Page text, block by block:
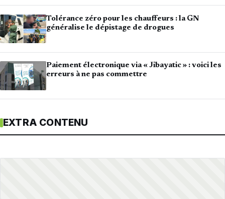
Tolérance zéro pour les chauffeurs : la GN
généralise le dépistage de drogues
Paiement électronique via « Jibayatic » : voici les
erreurs à ne pas commettre
EXTRA CONTENU